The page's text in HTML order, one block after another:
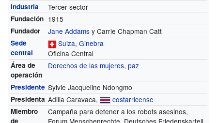
Industria Tercer sector
Fundación 1915
Fundador Jane Addams y Carrie Chapman Catt
Sede
central
Suiza,Ginebra
Oficina Central
Área de
operación
Derechos de las mujeres,paz
Presidente Sylvie Jacqueline Ndongmo
Presidenta Adilia Caravaca, costarricense
Miembro
de
Campaña para detener a los robots asesinos,
Forum Menschenrechte, Deutsches Friedenskartell